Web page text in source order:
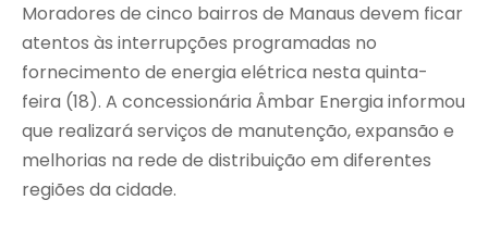
Moradores de cinco bairros de Manaus devem ficar
atentos às interrupções programadas no
fornecimento de energia elétrica nesta quinta-
feira (18). A concessionária Âmbar Energia informou
que realizará serviços de manutenção, expansão e
melhorias na rede de distribuição em diferentes
regiões da cidade.